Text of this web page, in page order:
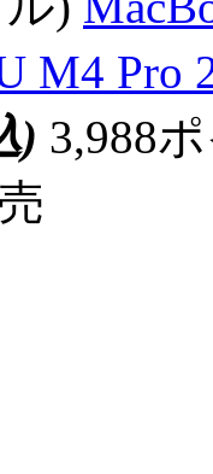
M4 Pro
) 3,988